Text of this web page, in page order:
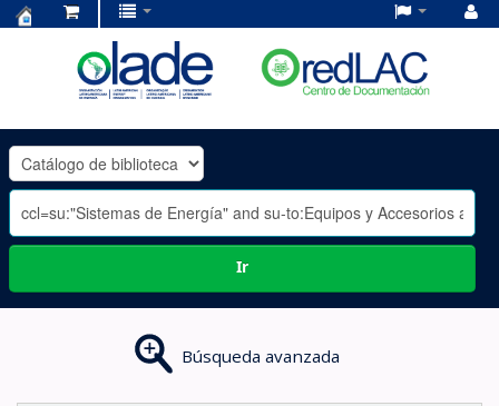
OLADE
-
Ir
Búsqueda avanzada